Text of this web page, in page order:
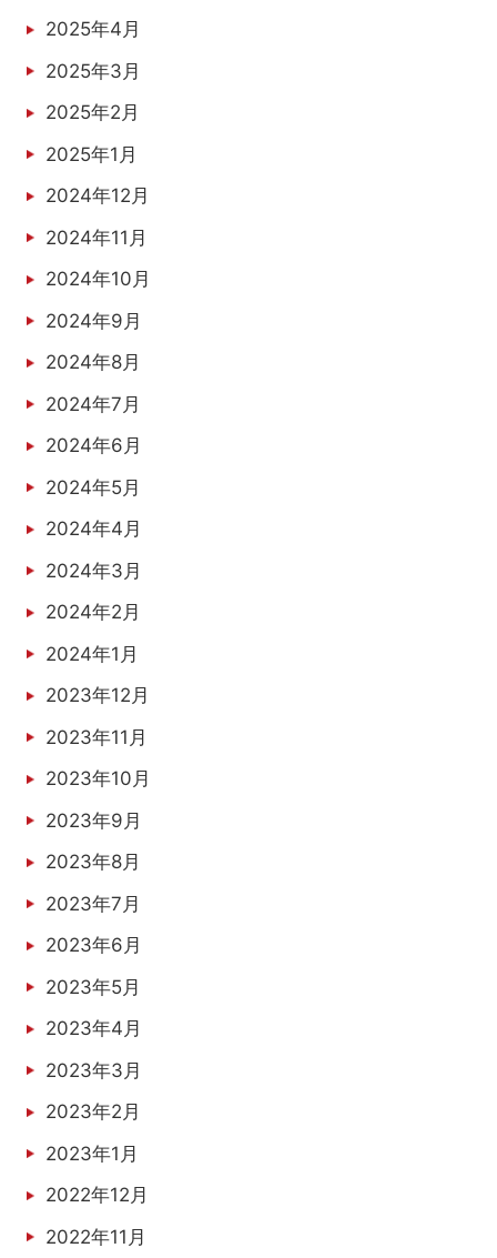
2025年4月
2025年3月
2025年2月
2025年1月
2024年12月
2024年11月
2024年10月
2024年9月
2024年8月
2024年7月
2024年6月
2024年5月
2024年4月
2024年3月
2024年2月
2024年1月
2023年12月
2023年11月
2023年10月
2023年9月
2023年8月
2023年7月
2023年6月
2023年5月
2023年4月
2023年3月
2023年2月
2023年1月
2022年12月
2022年11月